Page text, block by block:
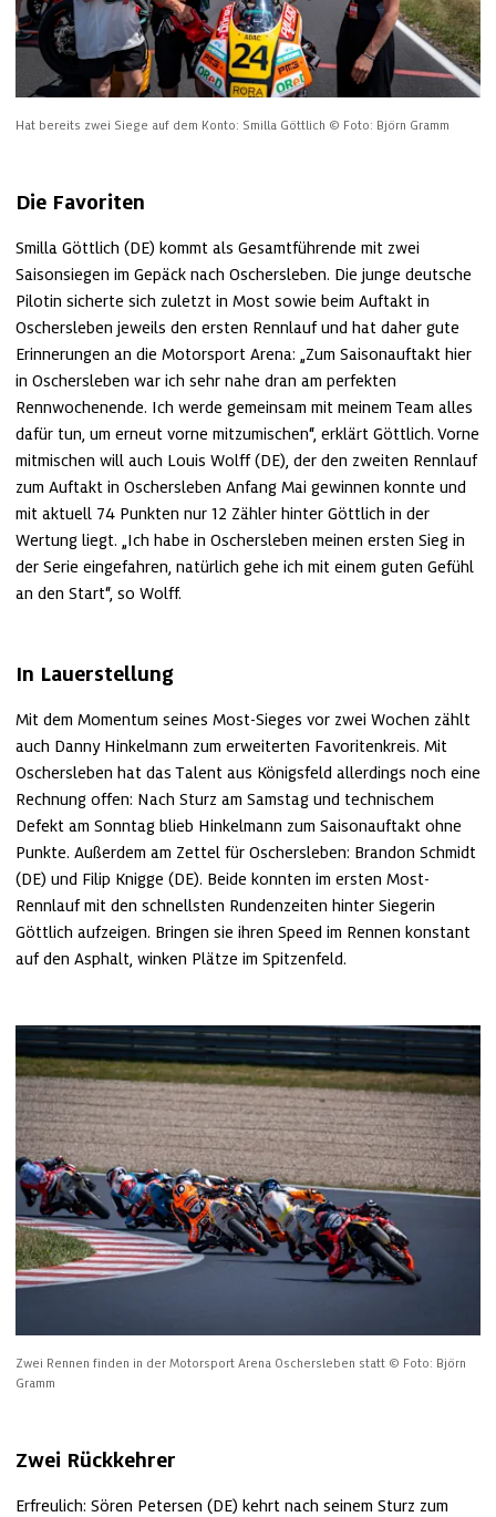
Hat bereits zwei Siege auf dem Konto: Smilla Göttlich © Foto: Björn Gramm
Die Favoriten
Smilla Göttlich (DE) kommt als Gesamtführende mit zwei
Saisonsiegen im Gepäck nach Oschersleben. Die junge deutsche
Pilotin sicherte sich zuletzt in Most sowie beim Auftakt in
Oschersleben jeweils den ersten Rennlauf und hat daher gute
Erinnerungen an die Motorsport Arena: „Zum Saisonauftakt hier
in Oschersleben war ich sehr nahe dran am perfekten
Rennwochenende. Ich werde gemeinsam mit meinem Team alles
dafür tun, um erneut vorne mitzumischen“, erklärt Göttlich. Vorne
mitmischen will auch Louis Wolff (DE), der den zweiten Rennlauf
zum Auftakt in Oschersleben Anfang Mai gewinnen konnte und
mit aktuell 74 Punkten nur 12 Zähler hinter Göttlich in der
Wertung liegt. „Ich habe in Oschersleben meinen ersten Sieg in
der Serie eingefahren, natürlich gehe ich mit einem guten Gefühl
an den Start“, so Wolff.
In Lauerstellung
Mit dem Momentum seines Most-Sieges vor zwei Wochen zählt
auch Danny Hinkelmann zum erweiterten Favoritenkreis. Mit
Oschersleben hat das Talent aus Königsfeld allerdings noch eine
Rechnung offen: Nach Sturz am Samstag und technischem
Defekt am Sonntag blieb Hinkelmann zum Saisonauftakt ohne
Punkte. Außerdem am Zettel für Oschersleben: Brandon Schmidt
(DE) und Filip Knigge (DE). Beide konnten im ersten Most-
Rennlauf mit den schnellsten Rundenzeiten hinter Siegerin
Göttlich aufzeigen. Bringen sie ihren Speed im Rennen konstant
auf den Asphalt, winken Plätze im Spitzenfeld.
Zwei Rennen finden in der Motorsport Arena Oschersleben statt © Foto: Björn
Gramm
Zwei Rückkehrer
Erfreulich: Sören Petersen (DE) kehrt nach seinem Sturz zum